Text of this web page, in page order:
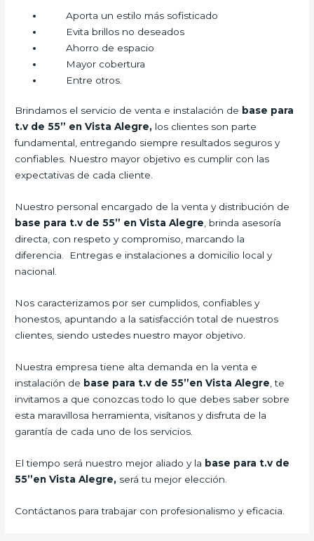
Aporta un estilo más sofisticado
Evita brillos no deseados
Ahorro de espacio
Mayor cobertura
Entre otros.
Brindamos el servicio de venta e instalación de base para
t.v de 55” en Vista Alegre, los clientes son parte
fundamental, entregando siempre resultados seguros y
confiables. Nuestro mayor objetivo es cumplir con las
expectativas de cada cliente.
Nuestro personal encargado de la venta y distribución de
base para t.v de 55” en Vista Alegre, brinda asesoría
directa, con respeto y compromiso, marcando la
diferencia. Entregas e instalaciones a domicilio local y
nacional.
Nos caracterizamos por ser cumplidos, confiables y
honestos, apuntando a la satisfacción total de nuestros
clientes, siendo ustedes nuestro mayor objetivo.
Nuestra empresa tiene alta demanda en la venta e
instalación de base para t.v de 55”en Vista Alegre , te
invitamos a que conozcas todo lo que debes saber sobre
esta maravillosa herramienta, visítanos y disfruta de la
garantía de cada uno de los servicios.
El tiempo será nuestro mejor aliado y la base para t.v de
55”en Vista Alegre, será tu mejor elección.
Contáctanos para trabajar con profesionalismo y eficacia.